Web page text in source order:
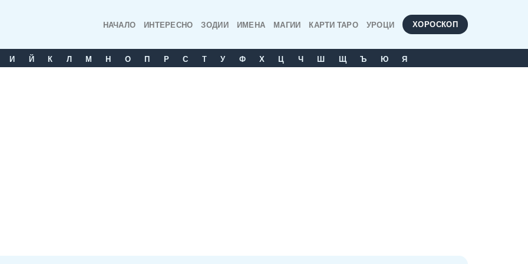
НАЧАЛО ИНТЕРЕСНО ЗОДИИ ИМЕНА МАГИИ КАРТИ ТАРО УРОЦИ ХОРОСКОП
И Й К Л М Н О П Р С T У Ф Х Ц Ч Ш Щ Ъ Ю Я